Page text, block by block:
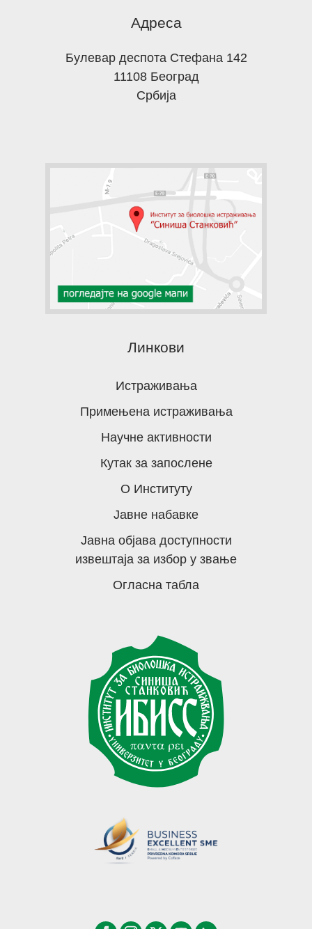
Адреса
Булевар деспота Стефана 142
11108 Београд
Србија
Линкови
Истраживања
Примењена истраживања
Научне активности
Кутак за запослене
О Институту
Јавне набавке
Јавна објава доступности
извештаја за избор у звање
Огласна табла